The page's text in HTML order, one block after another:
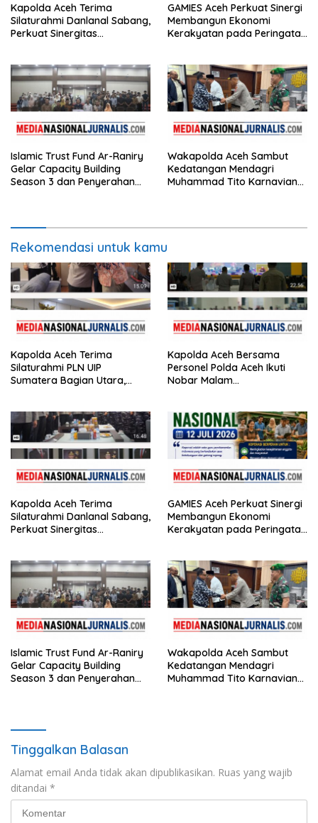
Kapolda Aceh Terima
Silaturahmi Danlanal Sabang,
Perkuat Sinergitas
GAMIES Aceh Perkuat Sinergi
Membangun Ekonomi
Kerakyatan pada Peringatan
Islamic Trust Fund Ar-Raniry
Gelar Capacity Building
Season 3 dan Penyerahan
Wakapolda Aceh Sambut
Kedatangan Mendagri
Muhammad Tito Karnavian
Rekomendasi untuk kamu
Kapolda Aceh Terima
Silaturahmi PLN UIP
Sumatera Bagian Utara,
Kapolda Aceh Bersama
Personel Polda Aceh Ikuti
Nobar Malam
Kapolda Aceh Terima
Silaturahmi Danlanal Sabang,
Perkuat Sinergitas
GAMIES Aceh Perkuat Sinergi
Membangun Ekonomi
Kerakyatan pada Peringatan
Islamic Trust Fund Ar-Raniry
Gelar Capacity Building
Season 3 dan Penyerahan
Wakapolda Aceh Sambut
Kedatangan Mendagri
Muhammad Tito Karnavian
Tinggalkan Balasan
Alamat email Anda tidak akan dipublikasikan. Ruas yang wajib
ditandai *